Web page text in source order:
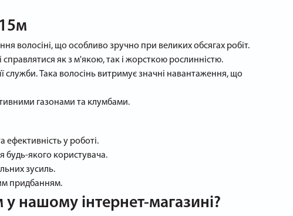
волосіні, що особливо зручно при великих обсягах робіт.
справлятися як з м'якою, так і жорсткою рослинністю.
Така волосінь витримує значні навантаження, що
газонами та клумбами.
ефективність у роботі.
будь-якого користувача.
зусиль.
придбанням.
нашому інтернет-магазині?